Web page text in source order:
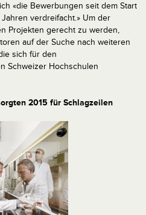
«die Bewerbungen seit dem Start
verdreifacht.» Um der
Projekten gerecht zu werden,
auf der Suche nach weiteren
sich für den
Schweizer Hochschulen
2015 für Schlagzeilen